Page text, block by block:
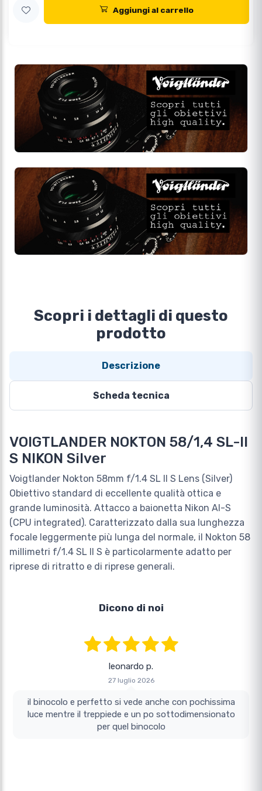
Aggiungi al carrello
Scopri i dettagli di questo
prodotto
Descrizione
Scheda tecnica
VOIGTLANDER NOKTON 58/1,4 SL-II
S NIKON Silver
Voigtlander Nokton 58mm f/1.4 SL II S Lens (Silver)
Obiettivo standard di eccellente qualità ottica e
grande luminosità. Attacco a baionetta Nikon AI-S
(CPU integrated). Caratterizzato dalla sua lunghezza
focale leggermente più lunga del normale, il Nokton 58
millimetri f/1.4 SL II S è particolarmente adatto per
riprese di ritratto e di riprese generali.
Dicono di noi
leonardo p.
27 luglio 2026
il binocolo e perfetto si vede anche con pochissima
luce mentre il treppiede e un po sottodimensionato
per quel binocolo